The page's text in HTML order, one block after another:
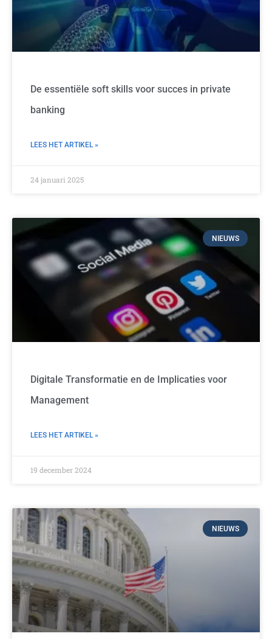
De essentiële soft skills voor succes in private
banking
LEES HET ARTIKEL »
24 januari 2025
NIEUWS
Digitale Transformatie en de Implicaties voor
Management
LEES HET ARTIKEL »
19 december 2024
NIEUWS